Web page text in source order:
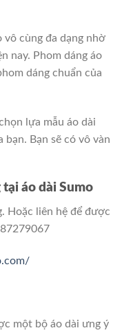
vô cùng đa dạng nhờ
nay. Phom dáng áo
dáng chuẩn của
lựa mẫu áo dài
Bạn sẽ có vô vàn
áo dài Sumo
Hoặc liên hệ để được
một bộ áo dài ưng ý